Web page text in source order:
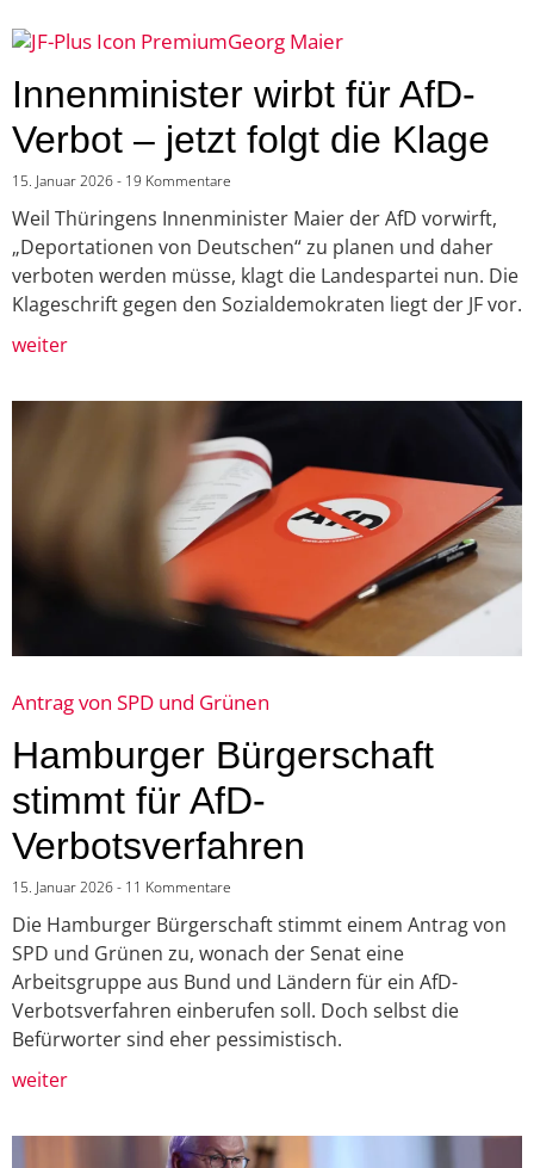
Georg Maier
Innenminister wirbt für AfD-
Verbot – jetzt folgt die Klage
15. Januar 2026 19 Kommentare
Weil Thüringens Innenminister Maier der AfD vorwirft,
„Deportationen von Deutschen“ zu planen und daher
verboten werden müsse, klagt die Landespartei nun. Die
Klageschrift gegen den Sozialdemokraten liegt der JF vor.
weiter
Antrag von SPD und Grünen
Hamburger Bürgerschaft
stimmt für AfD-
Verbotsverfahren
15. Januar 2026 11 Kommentare
Die Hamburger Bürgerschaft stimmt einem Antrag von
SPD und Grünen zu, wonach der Senat eine
Arbeitsgruppe aus Bund und Ländern für ein AfD-
Verbotsverfahren einberufen soll. Doch selbst die
Befürworter sind eher pessimistisch.
weiter